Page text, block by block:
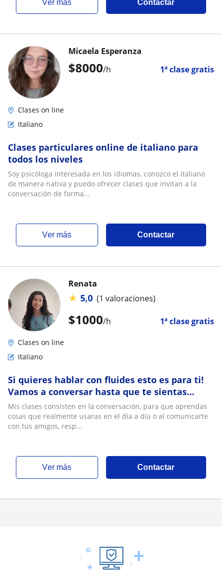
ver más Contactar
$8000/h 1ª clase gratis
Micaela Esperanza
Clases on line
Italiano
Clases particulares online de italiano para
todos los niveles
Soy psicóloga interesada en los idiomas, conozco el italiano
de manera nativa y puedo ofrecer clases que invitan a la
conversación de forma...
ver más Contactar
$1000/h 1ª clase gratis
Renata
★ 5,0 (1 valoraciones)
Clases on line
Italiano
Si quieres hablar con fluides esto es para ti!
Vamos a conversar hasta que te sientas
seguro y como nativo!
Mis clases consisten en la conversación, para que aprendas
cosas que realmente usaras en el día a día o al comunicarte
con tus amigos, resp...
ver más Contactar